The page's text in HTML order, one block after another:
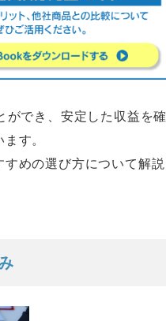
ができ、安定した収益を確
す。
めの選び方について解説